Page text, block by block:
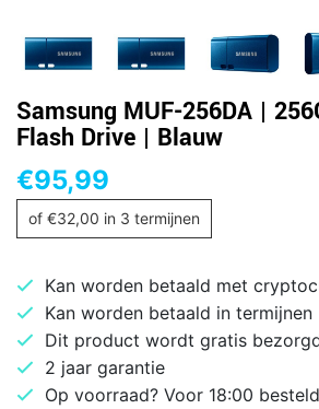
Samsung MUF-256DA |
Flash Drive | Blauw
€95,99
of €32,00 in 3 termijnen
Kan worden betaald met
Kan worden betaald in termijnen
Dit product wordt gratis
2 jaar garantie
Op voorraad? Voor 18:00